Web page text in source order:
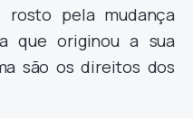
pela mudança
que originou a sua
são os direitos dos